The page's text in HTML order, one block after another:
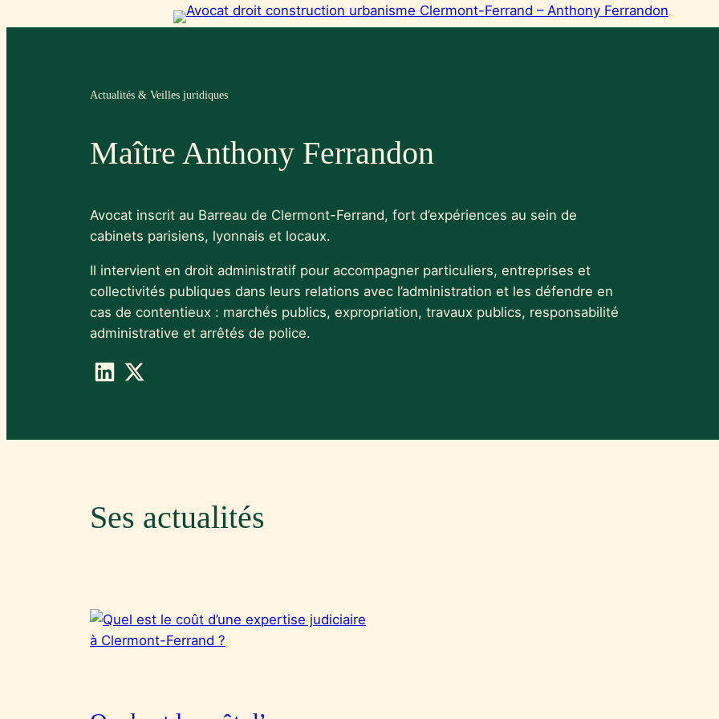
Actualités & Veilles juridiques
Maître Anthony Ferrandon
Avocat inscrit au Barreau de Clermont-Ferrand, fort d’expériences au sein de
cabinets parisiens, lyonnais et locaux.
Il intervient en droit administratif pour accompagner particuliers, entreprises et
collectivités publiques dans leurs relations avec l’administration et les défendre en
cas de contentieux : marchés publics, expropriation, travaux publics, responsabilité
administrative et arrêtés de police.
Ses actualités